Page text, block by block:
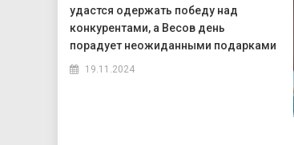
удастся одержать победу над
конкурентами, а Весов день
порадует неожиданными подарками
19.11.2024